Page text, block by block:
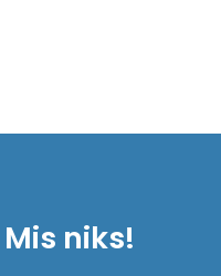
niks!